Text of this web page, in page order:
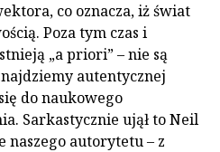
co oznacza, iż świat
Poza tym czas i
„a priori” – nie są
autentycznej
do naukowego
Sarkastycznie ujął to Neil
naszego autorytetu – z